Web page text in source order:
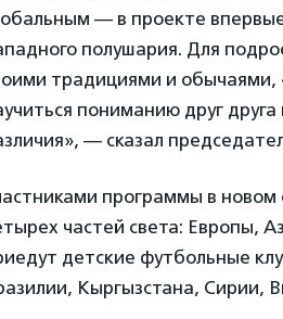
— в проекте
полушария. Для
традициями и
пониманию друг
— сказал
программы в новом
частей света: Европы,
детские футбольные
Кыргызстана, Сирии,